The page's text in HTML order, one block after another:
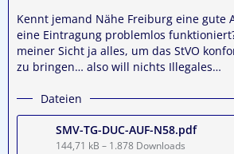
Kennt jemand Nähe Freiburg eine gute
eine Eintragung problemlos
meiner Sicht ja alles, um das StVO
zu bringen… also will nichts Illegales…
Dateien
SMV-TG-DUC-AUF-N58.pdf
144,71 kB – 1.878 Downloads